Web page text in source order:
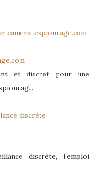
camera-espionnage.com
et discret pour une
discrète
discrète, l’emploi